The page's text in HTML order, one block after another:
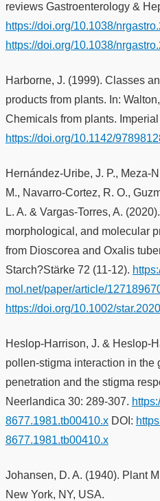
reviews Gastroenterology &
https://doi.org/10.1038/
https://doi.org/10.1038/
Harborne, J. (1999). Classes
products from plants. In:
Chemicals from plants.
https://doi.org/10.1142/
Hernández-Uribe, J. P., Meza-
M., Navarro-Cortez, R. O.,
L. A. & Vargas-Torres, A.
morphological, and molecular
from Dioscorea and Oxalis
Starch?Stärke 72 (11-12).
mol.net/paper/article/
https://doi.org/10.1002/
Heslop-Harrison, J. & Heslop-
pollen-stigma interaction in the
penetration and the stigma
Neerlandica 30: 289-307.
8677.1981.tb00410.xDOI:
8677.1981.tb00410.x
Johansen, D. A. (1940). Plant
New York, NY, USA.